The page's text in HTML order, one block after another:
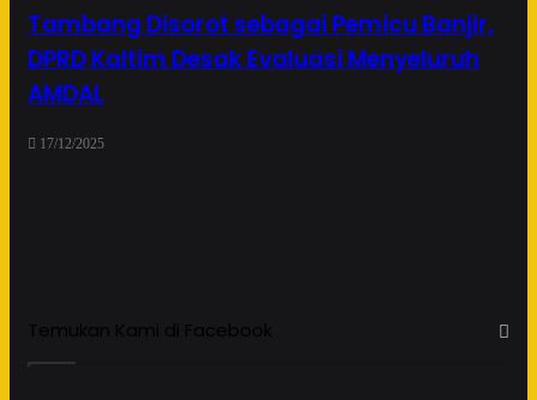
Tambang Disorot sebagai Pemicu Banjir,
DPRD Kaltim Desak Evaluasi Menyeluruh
AMDAL
17/12/2025
Temukan Kami di Facebook